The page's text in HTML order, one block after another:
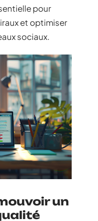
pour
et optimiser
sociaux.
un